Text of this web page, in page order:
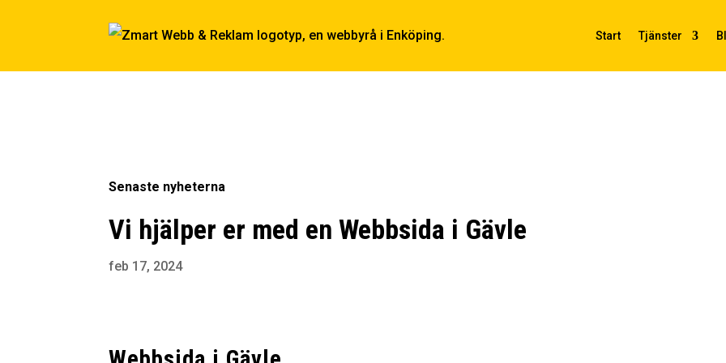
Start Tjänster
Senaste nyheterna
Vi hjälper er med en Webbsida i Gävle
feb 17, 2024